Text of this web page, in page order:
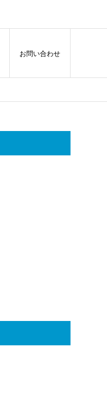
お問い合わせ